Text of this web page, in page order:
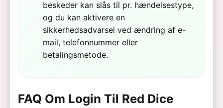
beskeder kan slås til pr. hændelsestype,
og du kan aktivere en
sikkerhedsadvarsel ved ændring af e-
mail, telefonnummer eller
betalingsmetode.
FAQ Om Login Til Red Dice